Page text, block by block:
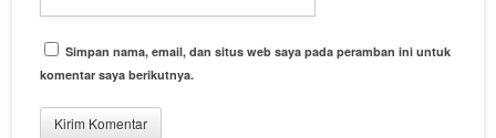
Simpan nama, email, dan situs web saya pada peramban ini untuk
komentar saya berikutnya.